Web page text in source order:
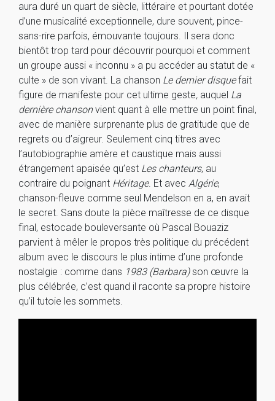
aura duré un quart de siècle, littéraire et pourtant dotée
d’une musicalité exceptionnelle, dure souvent, pince-
sans-rire parfois, émouvante toujours. Il sera donc
bientôt trop tard pour découvrir pourquoi et comment
un groupe aussi « inconnu » a pu accéder au statut de «
culte » de son vivant. La chanson Le dernier disquefait
figure de manifeste pour cet ultime geste, auquel La
dernière chansonvient quant à elle mettre un point final,
avec de manière surprenante plus de gratitude que de
regrets ou d’aigreur. Seulement cinq titres avec
l’autobiographie amère et caustique mais aussi
étrangement apaisée qu’est Les chanteurs, au
contraire du poignant Héritage. Et avec Algérie,
chanson-fleuve comme seul Mendelson en a, en avait
le secret. Sans doute la pièce maîtresse de ce disque
final, estocade bouleversante où Pascal Bouaziz
parvient à mêler le propos très politique du précédent
album avec le discours le plus intime d’une profonde
nostalgie : comme dans 1983 (Barbara)son œuvre la
plus célébrée, c’est quand il raconte sa propre histoire
qu’il tutoie les sommets.